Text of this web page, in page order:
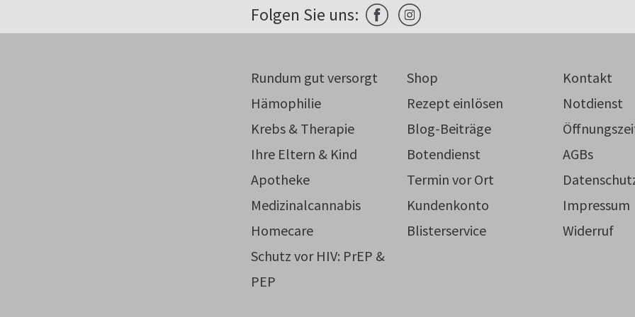
Folgen Sie uns:
Rundum gut versorgt
Hämophilie
Krebs & Therapie
Ihre Eltern & Kind
Apotheke
Medizinalcannabis
Homecare
Schutz vor HIV: PrEP &
PEP
Shop
Rezept einlösen
Blog-Beiträge
Botendienst
Termin vor Ort
Kundenkonto
Blisterservice
Kontakt
Notdienst
AGBs
Impressum
Widerruf